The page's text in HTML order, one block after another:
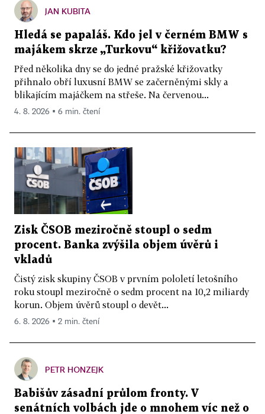
JAN KUBITA
Hledá se papaláš. Kdo jel v černém BMW s
majákem skrze „Turkovu“ křižovatku?
Před několika dny se do jedné pražské křižovatky
přihnalo obří luxusní BMW se začerněnými skly a
blikajícím majáčkem na střeše. Na červenou...
4. 8. 2026 ▪ 6 min. čtení
Zisk ČSOB meziročně stoupl o sedm
procent. Banka zvýšila objem úvěrů i
vkladů
Čistý zisk skupiny ČSOB v prvním pololetí letošního
roku stoupl meziročně o sedm procent na 10,2 miliardy
korun. Objem úvěrů stoupl o devět...
6. 8. 2026 ▪ 2 min. čtení
PETR HONZEJK
Babišův zásadní průlom fronty. V
senátních volbách jde o mnohem víc než o